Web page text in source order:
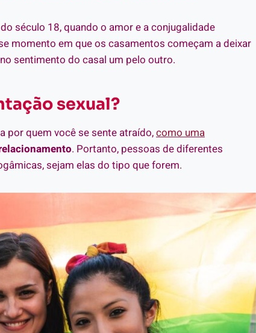
século 18, quando o amor e a conjugalidade
momento em que os casamentos começam a deixar
sentimento do casal um pelo outro.
sexual?
por quem você se sente atraído,como uma
. Portanto, pessoas de diferentes
sejam elas do tipo que forem.